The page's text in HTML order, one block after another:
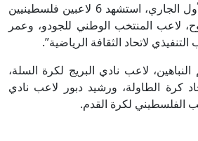
ومنذ 7 أكتوبر/تشرين الأول الجاري، استشهد 6 لاعبين فلسطينيين
لاعب المنتخب الوطني للجودو، وعمر
لاتحاد الثقافة الرياضية”.
لاعب نادي البريج لكرة السلة،
كرة الطاولة، ورشيد دبور لاعب نادي
الفلسطيني لكرة القدم.